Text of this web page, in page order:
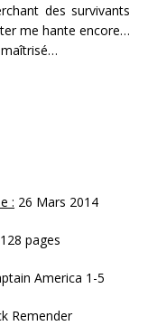
des survivants
me hante encore…
: 26 Mars 2014
pages
America 1-5
Remender